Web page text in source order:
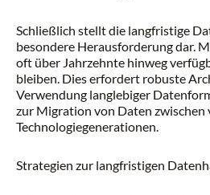
Schließlich stellt die langfristige
besondere Herausforderung dar.
oft über Jahrzehnte hinweg
bleiben. Dies erfordert robuste
Verwendung langlebiger
zur Migration von Daten zwischen
Technologiegenerationen.
Strategien zur langfristigen